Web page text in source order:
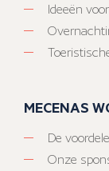
Ideeën
MECENAS
De
Onze